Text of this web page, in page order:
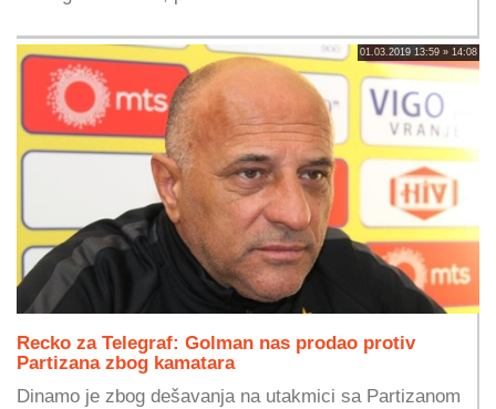
01.03.2019 13:59 » 14:08
Recko za Telegraf: Golman nas prodao protiv
Partizana zbog kamatara
Dinamo je zbog dešavanja na utakmici sa Partizanom